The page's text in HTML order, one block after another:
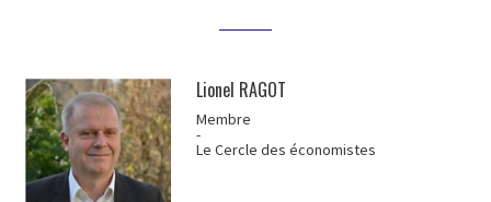
Lionel RAGOT
Membre
-
Le Cercle des économistes